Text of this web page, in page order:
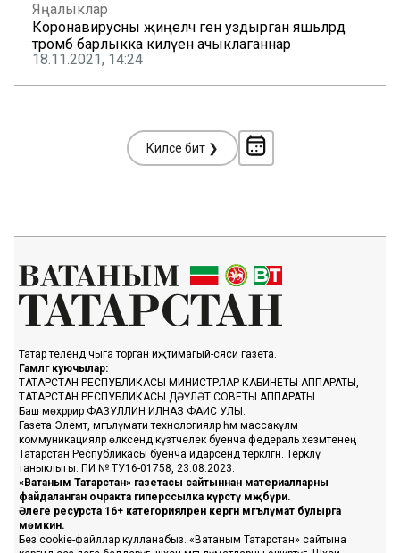
Яңалыклар
Коронавирусны җиңелчә генә уздырган яшьләрдә
тромб барлыкка килүен ачыклаганнар
18.11.2021, 14:24
Киләсе бит ❯
Татар телендә чыга торган иҗтимагый-сәяси газета.
Гамәлгә куючылар:
ТАТАРСТАН РЕСПУБЛИКАСЫ МИНИСТРЛАР КАБИНЕТЫ АППАРАТЫ,
ТАТАРСТАН РЕСПУБЛИКАСЫ ДӘҮЛӘТ СОВЕТЫ АППАРАТЫ.
Баш мөхәррир ФАЗУЛЛИН ИЛНАЗ ФАИС УЛЫ.
Газета Элемтә, мәгълүмати технологияләр һәм массакүләм
коммуникацияләр өлкәсендә күзәтчелек буенча федераль хезмәтенең
Татарстан Республикасы буенча идарәсендә теркәлгән. Теркәлү
таныклыгы: ПИ № ТУ16-01758, 23.08.2023.
«Ватаным Татарстан» газетасы сайтыннан материалларны
файдаланган очракта гиперссылка күрсәтү мәҗбүри.
Әлеге ресурста 16+ категорияләренә кергән мәгълүмат булырга
мөмкин.
Без cookie-файллар кулланабыз. «Ватаным Татарстан» сайтына